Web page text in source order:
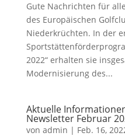
Gute Nachrichten für
des Europäischen
Niederkrüchten. In der
2022“ erhalten sie
Modernisierung des...
Aktuelle
Newsletter Februar
von admin | Feb. 16,